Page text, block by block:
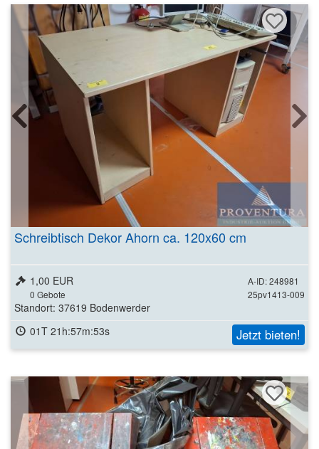
Schreibtisch Dekor Ahorn ca. 120x60 cm
A-ID: 248981
25pv1413-009
1,00 EUR
0 Gebote
Standort: 37619 Bodenwerder
01T 21h:57m:51s
Jetzt bieten!